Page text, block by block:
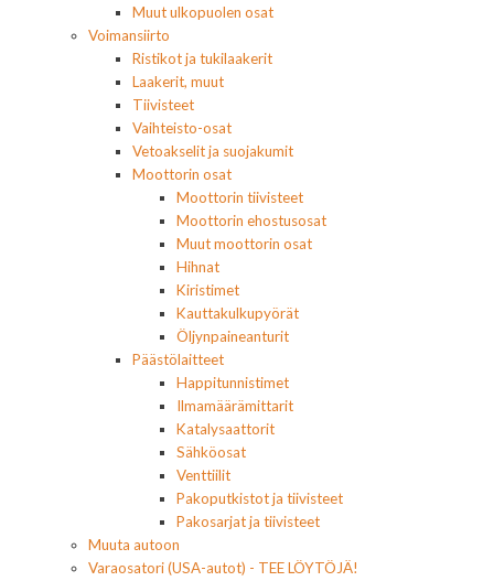
Muut ulkopuolen osat
Voimansiirto
Ristikot ja tukilaakerit
Laakerit, muut
Tiivisteet
Vaihteisto-osat
Vetoakselit ja suojakumit
Moottorin osat
Moottorin tiivisteet
Moottorin ehostusosat
Muut moottorin osat
Hihnat
Kiristimet
Kauttakulkupyörät
Öljynpaineanturit
Päästölaitteet
Happitunnistimet
Ilmamäärämittarit
Katalysaattorit
Sähköosat
Venttiilit
Pakoputkistot ja tiivisteet
Pakosarjat ja tiivisteet
Muuta autoon
Varaosatori (USA-autot) - TEE LÖYTÖJÄ!